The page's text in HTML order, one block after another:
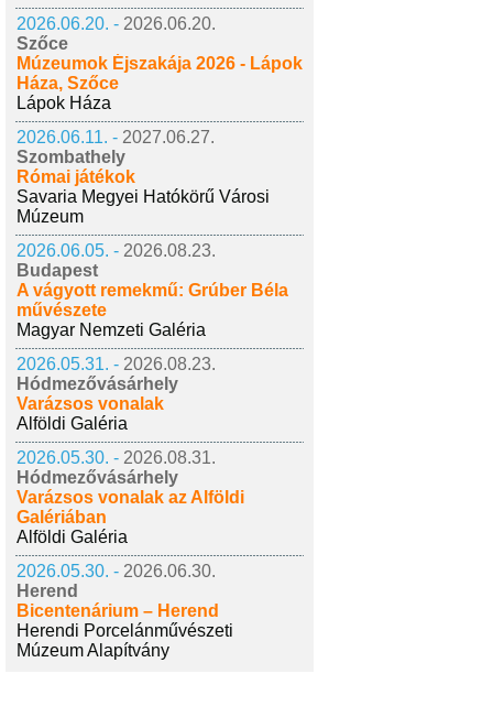
2026.06.20. - 2026.06.20.
Szőce
Múzeumok Éjszakája 2026 - Lápok
Háza, Szőce
Lápok Háza
2026.06.11. - 2027.06.27.
Szombathely
Római játékok
Savaria Megyei Hatókörű Városi
Múzeum
2026.06.05. - 2026.08.23.
Budapest
A vágyott remekmű: Grúber Béla
művészete
Magyar Nemzeti Galéria
2026.05.31. - 2026.08.23.
Hódmezővásárhely
Varázsos vonalak
Alföldi Galéria
2026.05.30. - 2026.08.31.
Hódmezővásárhely
Varázsos vonalak az Alföldi
Galériában
Alföldi Galéria
2026.05.30. - 2026.06.30.
Herend
Bicentenárium – Herend
Herendi Porcelánművészeti
Múzeum Alapítvány